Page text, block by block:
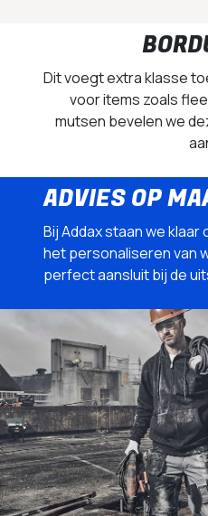
Dit voegt extra klasse
voor items zoals
mutsen bevelen we
ADVIES OP
Bij Addax staan we klaar
het personaliseren van
perfect aansluit bij de